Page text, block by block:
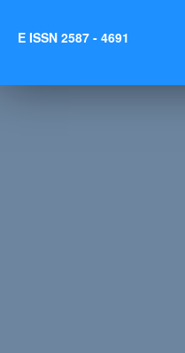
E ISSN 2587 - 4691